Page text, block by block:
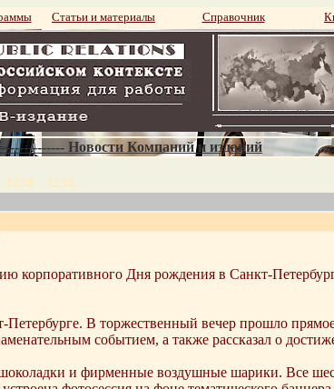
Статьи и материалы Справочник
Новости Компаний и изданий
3238 - 3238.
Дня рождения в Санкт-
В торжественный вечер прошло
событием, а также рассказал о
и фирменные воздушные шарики. Все